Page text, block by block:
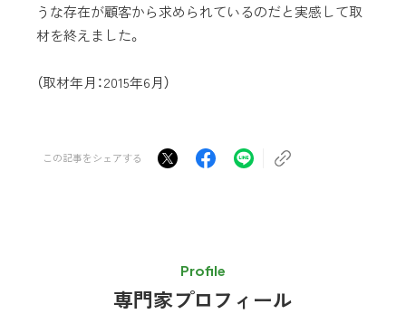
うな存在が顧客から求められているのだと実感して取
材を終えました。
（取材年月：2015年6月）
この記事をシェアする
Profile
専門家プロフィール